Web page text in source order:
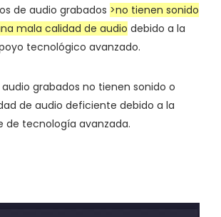
de audio grabados >no tienen sonido
mala calidad de audio debido a la
tecnológico avanzado.
grabados no tienen sonido o
de audio deficiente debido a la
de tecnología avanzada.